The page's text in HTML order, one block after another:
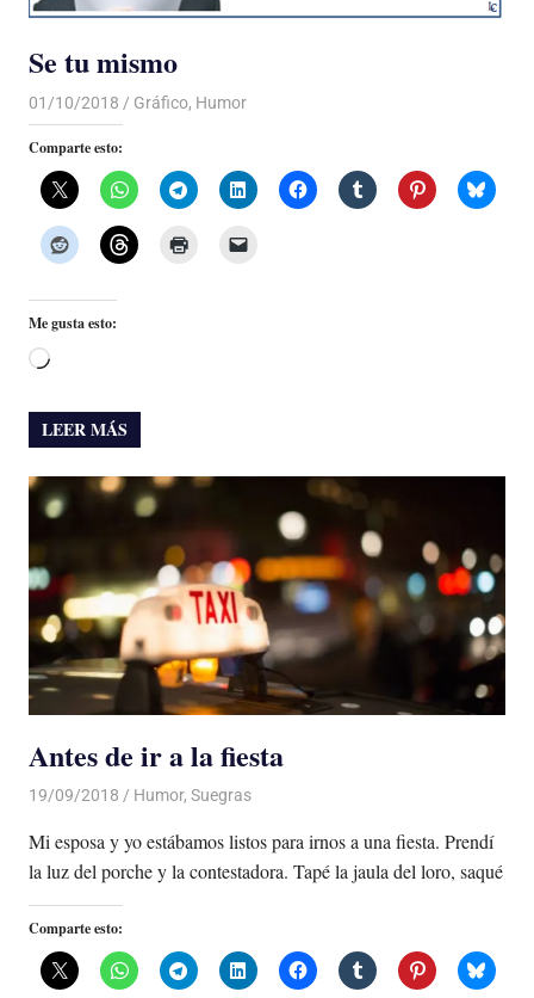
Se tu mismo
01/10/2018 De todo un Poco
Gráfico, Humor
Comparte esto:
Me gusta esto:
Cargando...
LEER MÁS
Antes de ir a la fiesta
19/09/2018 De todo un Poco
Humor, Suegras
Mi esposa y yo estábamos listos para irnos a una fiesta. Prendí
la luz del porche y la contestadora. Tapé la jaula del loro, saqué
Comparte esto: